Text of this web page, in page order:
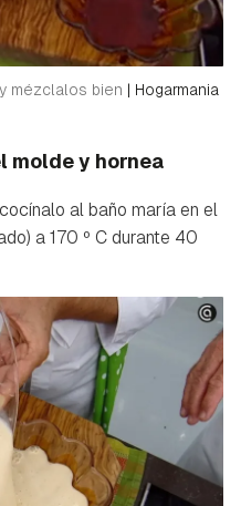
primero has de
Hogarmanía.
CANCELAR
mézclalos bien | Hogarmania
molde y hornea
al baño maría en el
a 170 º C durante 40
a nuestro boletín.